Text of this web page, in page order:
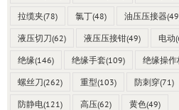
拉缆夹(78) 氯丁(48) 油压压接器
液压切刀(62) 液压压接钳(49) 电动
绝缘(146) 绝缘手套(109) 绝缘操作
螺丝刀(262) 重型(103) 防刺穿(71)
防静电(121) 高压(62) 黄色(49)